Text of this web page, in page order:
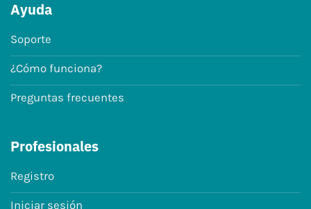
Ayuda
Soporte
¿Cómo funciona?
Preguntas frecuentes
Profesionales
Registro
Iniciar sesión